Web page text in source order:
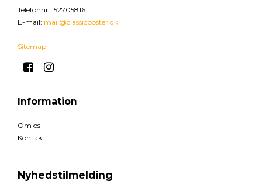
Telefonnr.: 52705816
E-mail: mail@classicposter.dk
Sitemap
Information
Om os
Kontakt
Nyhedstilmelding